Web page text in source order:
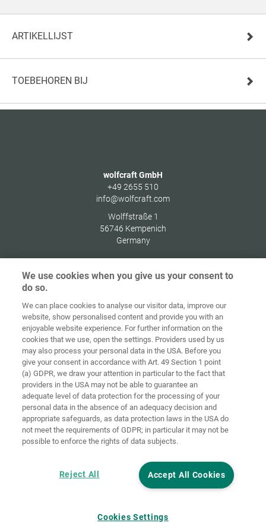
ARTIKELLIJST
TOEBEHOREN BIJ
wolfcraft GmbH
+49 2655 510
info@wolfcraft.com
Wolffstraße 1
56746 Kempenich
Germany
Home Contact Colofon Privacybeleid
Algemene
voorwaarden
Cookie
richtlijnen Login
Verklaring
inzake digitale
toegankelijkheid
Cookie instellingen
We use cookies when you give us your consent to
do so.
We can place cookies to analyse our visitor data, improve our
website, show personalised content and provide you with an
enjoyable website experience. For further information on the
cookies that we use, open the settings. Providers used by us
may also process your personal data in the USA. Before you
give your consent in accordance with Art. 49 Section 1 point
(a) GDPR, we draw your attention in particular to the fact that
providers in the USA may not be able to guarantee an
adequate level of data protection for the processing of your
personal data in the absence of an adequacy decision and
appropriate safeguards, as data protection laws in the USA do
not meet the requirements of GDPR; in particular it may not be
possible to enforce the rights of data subjects.
Accept All Cookies
Reject All
Cookies Settings